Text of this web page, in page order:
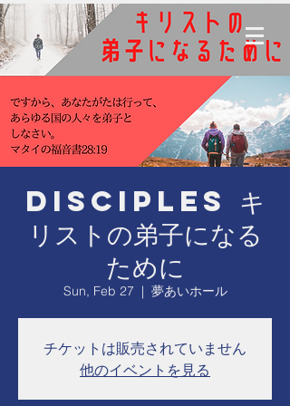
Disciples キ
リストの弟子になる
ために
Sun, Feb 27
  |
夢あいホール
チケットは販売されていません
他のイベントを見る